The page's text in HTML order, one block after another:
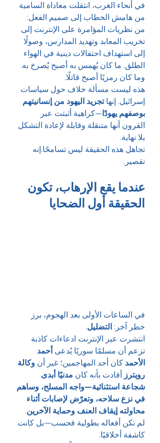
في أنحاء الغرب، انتقلت معاداة السامية
من هامش الخطاب إلى صميم الفعل:
من نظريات المؤامرة على الإنترنت إلى
تخريب المعابد وتهديد المدارس، وصولًا
إلى استهداف احتفالات دينية في الهواء
الطلق. ما كان يُهمس به أصبح يُصرخ به.
وما كان رمزيًا أصبح قاتلًا.
هذه ليست مسألة خلاف حول سياسات
إسرائيل. إنها تجريد اليهود من إنسانيتهم
بوصفهم يهودًا —كراهية أثبتت عبر
القرون أنها متنقلة وقابلة لإعادة التشكل
بلا نهاية.
تجاهل هذه الحقيقة ليس تسامحًا.إنه
تقصير.
عندما يقع الإرهاب، تكون
الحقيقة أول الضحايا
في الساعات الأولى بعد الهجوم، برز
خطر آخر: التضليل.
انتشرت عبر الإنترنت ادعاءات كاذبة
تزعم أن مسلمًا سوريًا يُدعى أحمد
الأحمد كان أحد المهاجمين؛ غير أن وكالة
رويترز
أفادت بأنه كان مدنيًا أبدى
شجاعة استثنائية—واجه المسلح، وساهم
في نزع سلاحه، وتعرّض لإصابات أثناء
محاولته إيقاف العنف وحماية الآخرين.
لم تكن أفعاله بطولية فحسب—بل كانت
كاشفة أخلاقيًا.